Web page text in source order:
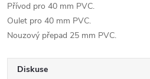
Přívod pro 40 mm PVC.
Oulet pro 40 mm PVC.
Nouzový přepad 25 mm PVC.
Diskuse